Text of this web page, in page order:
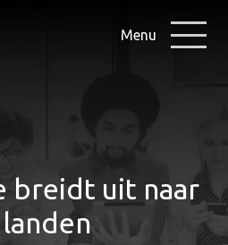
Menu
breidt uit naar